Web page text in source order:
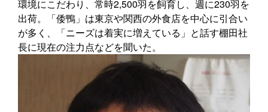
環境にこだわり、常時2,500羽を飼育し、週に230羽を
出荷。「倭鴨」は東京や関西の外食店を中心に引合い
が多く、「ニーズは着実に増えている」と話す棚田社
長に現在の注力点などを聞いた。